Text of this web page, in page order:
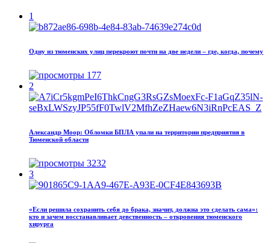
1
Одну из тюменских улиц перекроют почти на две недели – где, когда, почему
177
2
Александр Моор: Обломки БПЛА упали на территории предприятия в
Тюменской области
3232
3
«Если решила сохранить себя до брака, значит, должна это сделать сама»:
кто и зачем восстанавливает девственность – откровения тюменского
хирурга